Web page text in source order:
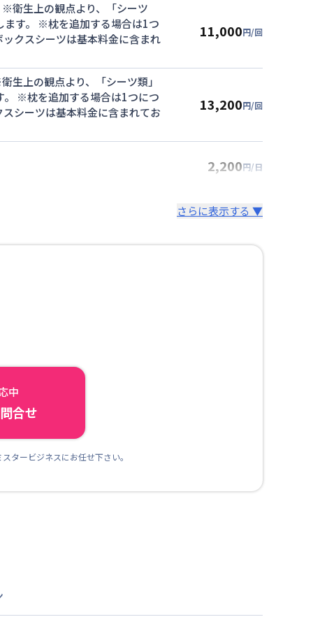
衛生上の観点より、「シーツ
ます。 ※枕を追加する場合は1つ
クスシーツは基本料金に含まれ
11,000円/回
生上の観点より、「シーツ類」
。 ※枕を追加する場合は1つにつ
シーツは基本料金に含まれてお
13,200円/回
2,200円/日
さらに表示する ▼
中
合せ
タービジネスにお任せ下さい。